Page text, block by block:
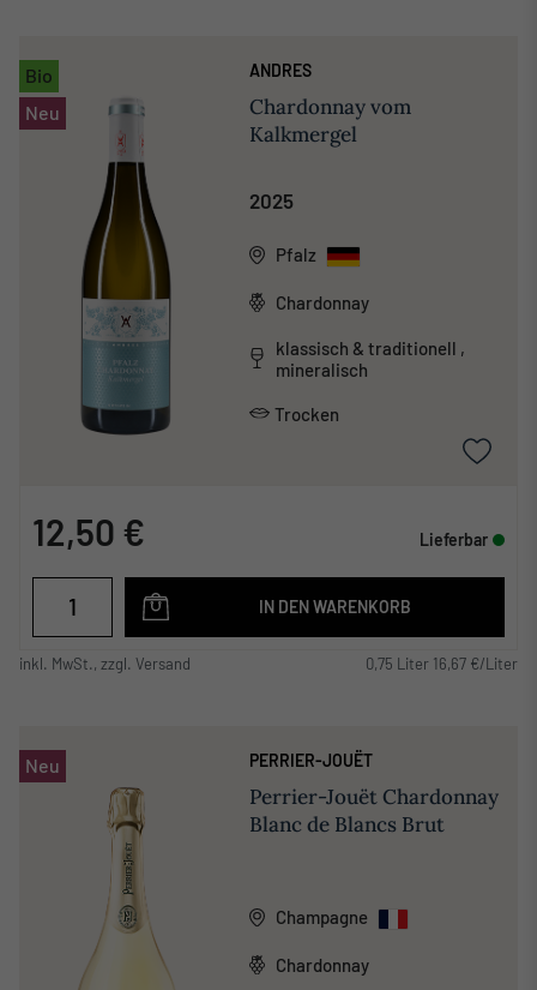
Bio
Neu
ANDRES
Chardonnay vom
Kalkmergel
2025
Pfalz
Chardonnay
klassisch & traditionell ,
mineralisch
Trocken
12,50 € Lieferbar
IN DEN WARENKORB
inkl. MwSt., zzgl. Versand 0,75 Liter 16,67 €/Liter
Neu PERRIER-JOUËT
Perrier-Jouët Chardonnay
Blanc de Blancs Brut
Champagne
Chardonnay